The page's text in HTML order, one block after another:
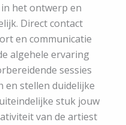
het ontwerp en
Direct contact
en communicatie
algehele ervaring
sessies
en stellen duidelijke
stuk jouw
van de artiest